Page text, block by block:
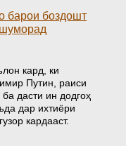
барои боздошт
кард, ки
Путин, раиси
дасти ин додгоҳ
дар ихтиёри
кардааст.